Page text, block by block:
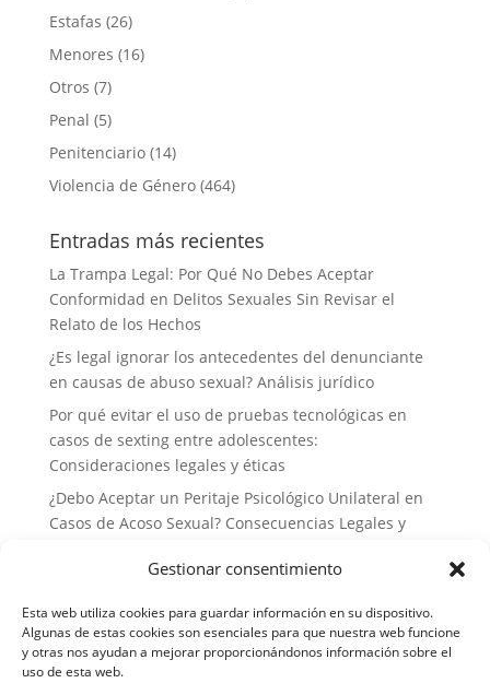
Gestionar consentimiento
Esta web utiliza cookies para guardar información en su dispositivo.
Algunas de estas cookies son esenciales para que nuestra web funcione
y otras nos ayudan a mejorar proporcionándonos información sobre el
uso de esta web.
Estafas (26)
Menores (16)
Otros (7)
Penal (5)
Penitenciario(14)
Violencia de Género(464)
Entradas más recientes
La Trampa Legal: Por Qué No Debes Aceptar
Conformidad en Delitos Sexuales Sin Revisar el
Relato de los Hechos
¿Es legal ignorar los antecedentes del denunciante
en causas de abuso sexual? Análisis jurídico
Por qué evitar el uso de pruebas tecnológicas en
casos de sexting entre adolescentes:
Consideraciones legales y éticas
¿Debo Aceptar un Peritaje Psicológico Unilateral en
Casos de Acoso Sexual? Consecuencias Legales y
Por qué no deberías delegar tu defensa a abogados
generalistas en casos de delitos sexuales: la
importancia de la especialización